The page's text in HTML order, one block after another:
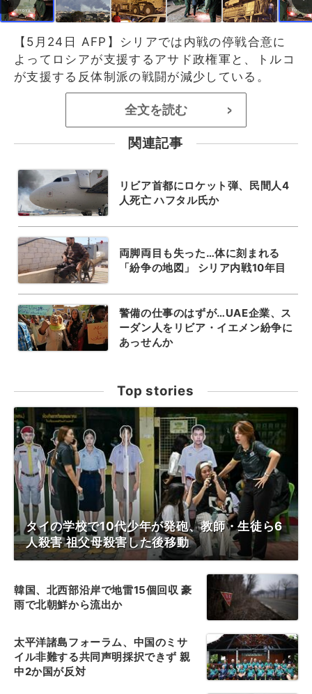
【5月24日 AFP】シリアでは内戦の停戦合意に
よってロシアが支援するアサド政権軍と、トルコ
が支援する反体制派の戦闘が減少している。
全文を読む >
関連記事
リビア首都にロケット弾、民間人4
人死亡 ハフタル氏か
両脚両目も失った…体に刻まれる
「紛争の地図」 シリア内戦10年目
警備の仕事のはずが…UAE企業、ス
ーダン人をリビア・イエメン紛争に
あっせんか
Top stories
タイの学校で10代少年が発砲、教師・生徒ら6
人殺害 祖父母殺害した後移動
韓国、北西部沿岸で地雷15個回収 豪
雨で北朝鮮から流出か
太平洋諸島フォーラム、中国のミサ
イル非難する共同声明採択できず 親
中2か国が反対